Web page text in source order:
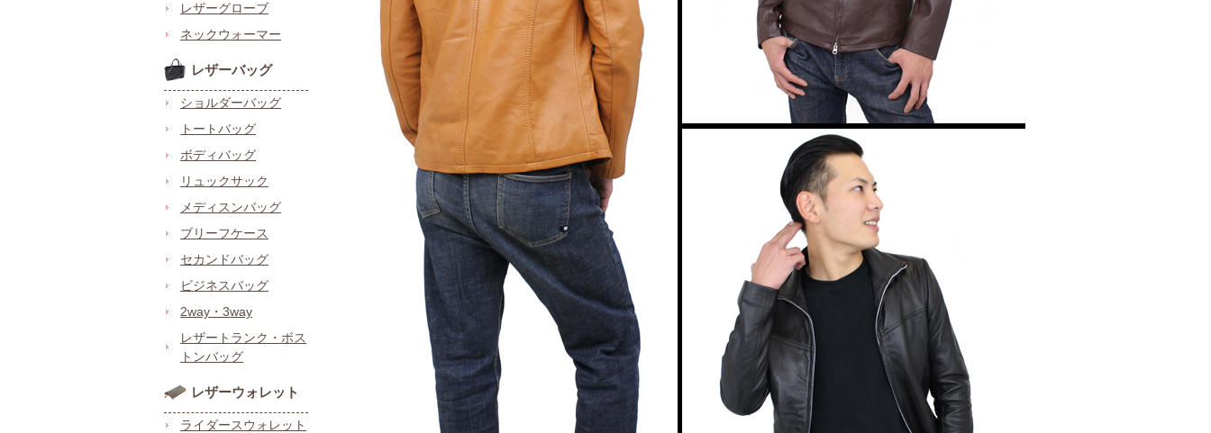
レザーグローブ
ネックウォーマー
レザーバッグ
ショルダーバッグ
トートバッグ
ボディバッグ
リュックサック
メディスンバッグ
ブリーフケース
セカンドバッグ
ビジネスバッグ
2way・3way
レザートランク・ボス
トンバッグ
レザーウォレット
ライダースウォレット